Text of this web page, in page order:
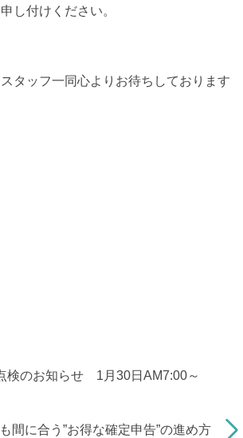
し付けください。
タッフ一同心よりお待ちしております
検のお知らせ 1月30日AM7:00～
間に合う”お得な確定申告”の進め方